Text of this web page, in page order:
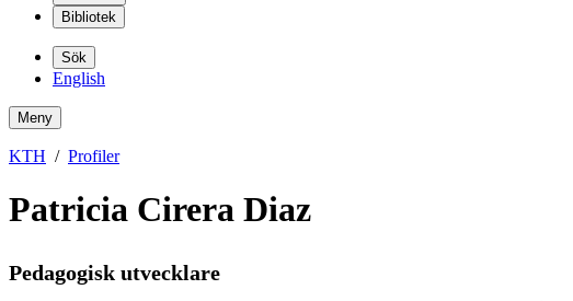
Bibliotek
Sök
English
Meny
KTH Profiler
Patricia Cirera Diaz
Pedagogisk utvecklare